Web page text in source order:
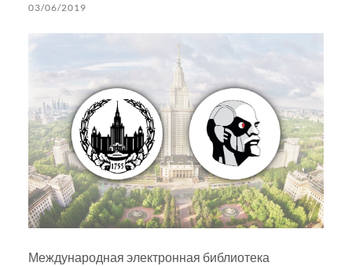
03/06/2019
Международная электронная библиотека